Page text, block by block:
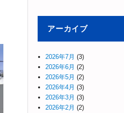
アーカイブ
2026年7月 (3)
2026年6月 (2)
2026年5月 (2)
2026年4月 (3)
2026年3月 (3)
2026年2月 (2)